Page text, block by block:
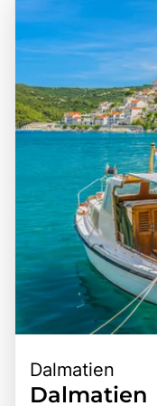
ist eine wunderbare
erleben, die
köstliche albanische
Zutaten und
Kombination aus
historischen Stätten
macht Albanien zu
Reisende.
Gebirgszug des
Tirana ist gut an das
als idealer
Die zentrale Lage
Ziel für Reisende,
kulturellen Schätze
Kombination aus der
reichen Geschichte
unvergesslichen
Dalmatien
Dalmatien